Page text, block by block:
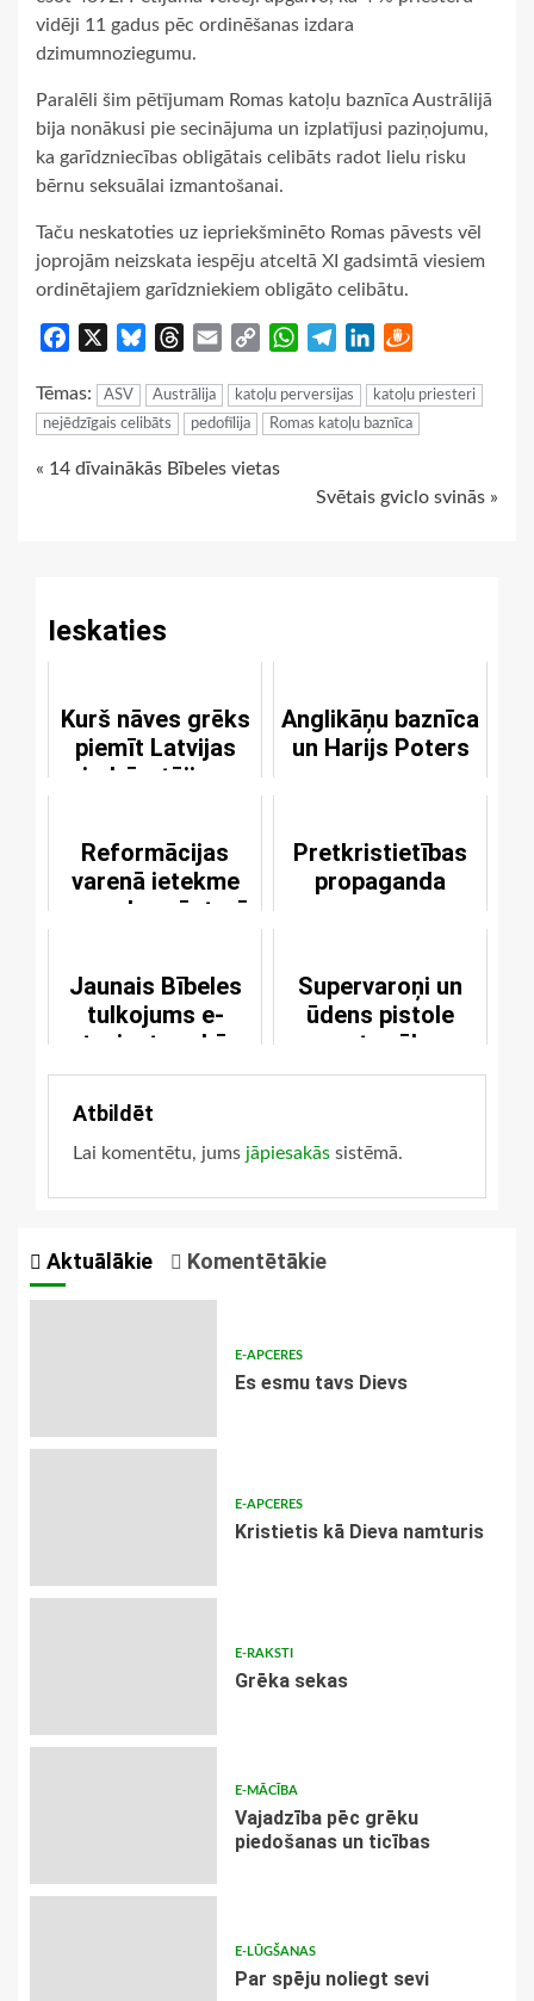
vidēji 11 gadus pēc ordinēšanas izdara
dzimumnoziegumu.
Paralēli šim pētījumam Romas katoļu baznīca Austrālijā
bija nonākusi pie secinājuma un izplatījusi paziņojumu,
ka garīdzniecības obligātais celibāts radot lielu risku
bērnu seksuālai izmantošanai.
Taču neskatoties uz iepriekšminēto Romas pāvests vēl
joprojām neizskata iespēju atceltā XI gadsimtā viesiem
ordinētajiem garīdzniekiem obligāto celibātu.
Facebook BlueskyThreads
Email
Copy
WhatsApp
TelegramLinkedIn
Tēmas: ASV Austrālija katoļu perversijas
katoļu priesteri
nejēdzīgais celibāts
pedofīlija Romas katoļu baznīca
Continue
« 14 dīvainākās Bībeles vietas
Svētais gviclo svinās »
Ieskaties
Kurš nāves grēks
piemīt Latvijas
iedzīvotājiem
Anglikāņu baznīca
un Harijs Poters
Reformācijas
varenā ietekme
pasaules vēsturē
Pretkristietības
propaganda
Jaunais Bībeles
tulkojums e-
ntuziastu rokās
Supervaroņi un
ūdens pistole
pret grēku
Atbildēt
Lai komentētu, jums jāpiesakās sistēmā.
Aktuālākie Komentētākie
E-APCERES
Es esmu tavs Dievs
E-APCERES
Kristietis kā Dieva namturis
E-RAKSTI
Grēka sekas
E-MĀCĪBA
Vajadzība pēc grēku
piedošanas un ticības
E-LŪGŠANAS
Par spēju noliegt sevi